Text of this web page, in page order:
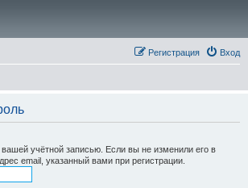
Вход
Регистрация
учётной записью. Если вы не изменили его в
email, указанный вами при регистрации.